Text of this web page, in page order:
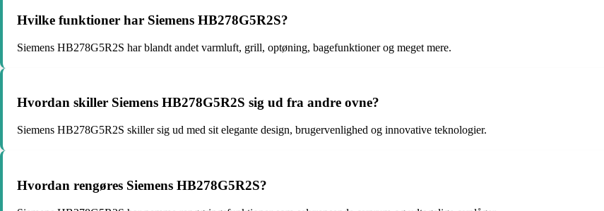
Hvilke funktioner har Siemens HB278G5R2S?
Siemens HB278G5R2S har blandt andet varmluft, grill, optøning, bagefunktioner og meget mere.
Hvordan skiller Siemens HB278G5R2S sig ud fra andre ovne?
Siemens HB278G5R2S skiller sig ud med sit elegante design, brugervenlighed og innovative teknologier.
Hvordan rengøres Siemens HB278G5R2S?